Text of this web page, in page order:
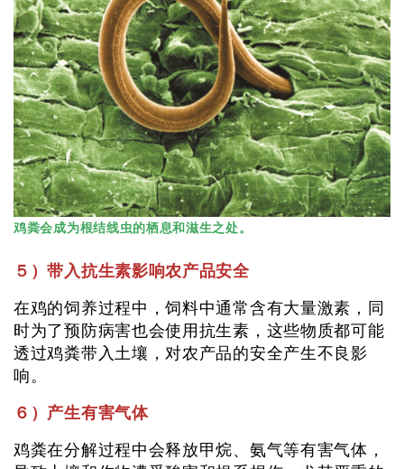
鸡粪会成为根结线虫的栖息和滋生之处。
５）带入抗生素影响农产品安全
在鸡的饲养过程中，饲料中通常含有大量激素，同
时为了预防病害也会使用抗生素，这些物质都可能
透过鸡粪带入土壤，对农产品的安全产生不良影
响。
６）产生有害气体
鸡粪在分解过程中会释放甲烷、氨气等有害气体，